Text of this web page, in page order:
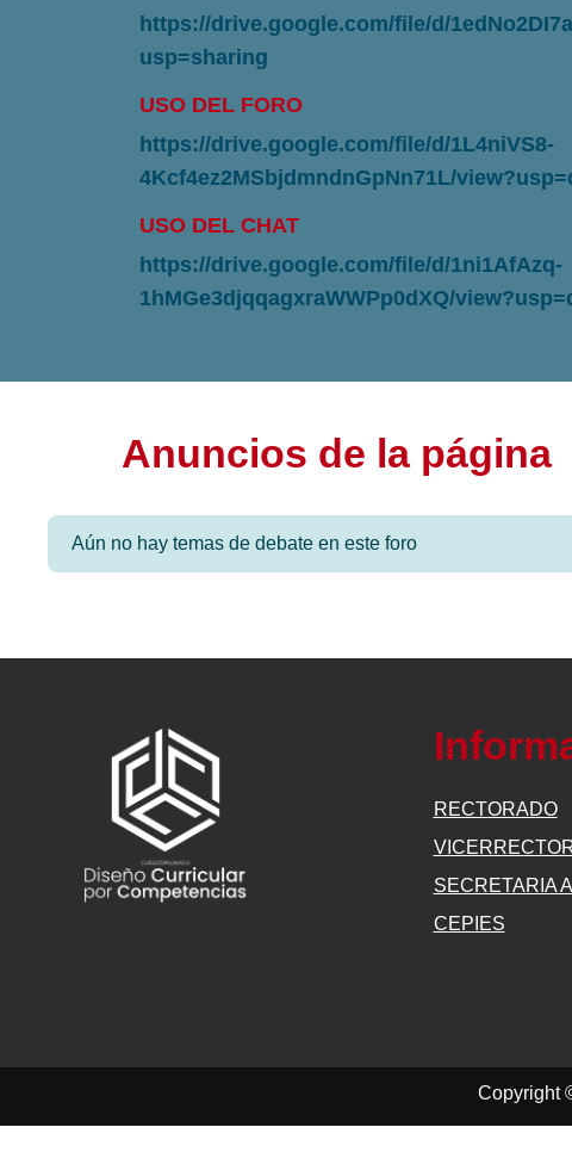
https://drive.google.com/file/d/
usp=sharing
USO DEL FORO
https://drive.google.com/file/d/1L4niVS8-
4Kcf4ez2MSbjdmndnGpNn71L/
USO DEL CHAT
https://drive.google.com/file/d/1ni1AfAzq-
1hMGe3djqqagxraWWPp0dXQ/
Anuncios de la página
Aún no hay temas de debate en este foro
RECTORADO
SECRETARIA
CEPIES
Copyright